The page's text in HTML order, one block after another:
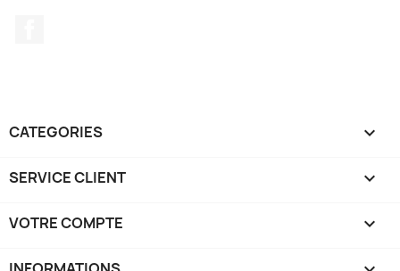
CATEGORIES 
SERVICE CLIENT 
VOTRE COMPTE 